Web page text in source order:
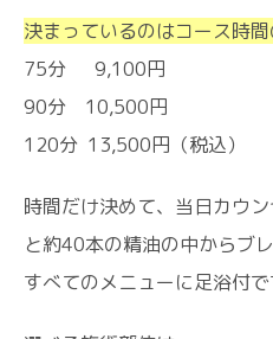
決まっているのはコース時
75分 9,100円
90分 10,500円
120分 13,500円（税込）
時間だけ決めて、当日カウ
と約40本の精油の中からブ
すべてのメニューに足浴付